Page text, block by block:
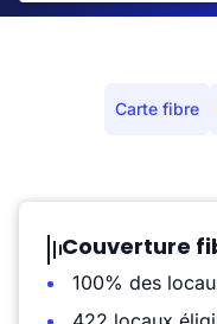
Carte fibre
Couverture
100% des